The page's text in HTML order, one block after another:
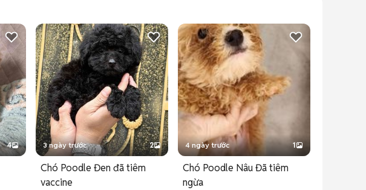
4 3 ngày trước 2
Chó Poodle Đen đã tiêm
vaccine
4 ngày trước 1
Chó Poodle Nâu Đã tiêm
ngừa